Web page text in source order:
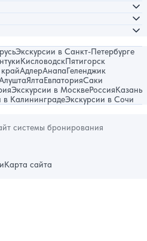
Экскурсии в Санкт-Петербурге
КисловодскПятигорск
АдлерАнапаГеленджик
ЯлтаЕвпаторияСаки
Экскурсии в МосквеРоссияКазань
в КалининградеЭкскурсии в Сочи
системы бронирования
Карта сайта